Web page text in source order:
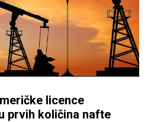
licence
prvih količina nafte